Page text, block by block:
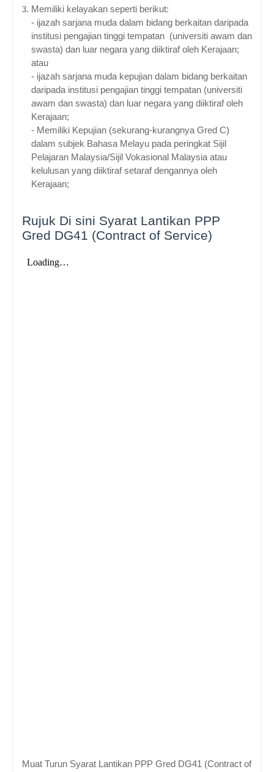
Memiliki kelayakan seperti berikut:
- ijazah sarjana muda dalam bidang berkaitan daripada
institusi pengajian tinggi tempatan (universiti awam dan
swasta) dan luar negara yang diiktiraf oleh Kerajaan;
atau
- ijazah sarjana muda kepujian dalam bidang berkaitan
daripada institusi pengajian tinggi tempatan (universiti
awam dan swasta) dan luar negara yang diiktiraf oleh
Kerajaan;
- Memiliki Kepujian (sekurang-kurangnya Gred C)
dalam subjek Bahasa Melayu pada peringkat Sijil
Pelajaran Malaysia/Sijil Vokasional Malaysia atau
kelulusan yang diiktiraf setaraf dengannya oleh
Kerajaan;
Rujuk Di sini Syarat Lantikan PPP
Gred DG41 (Contract of Service)
Muat Turun Syarat Lantikan PPP Gred DG41 (Contract of